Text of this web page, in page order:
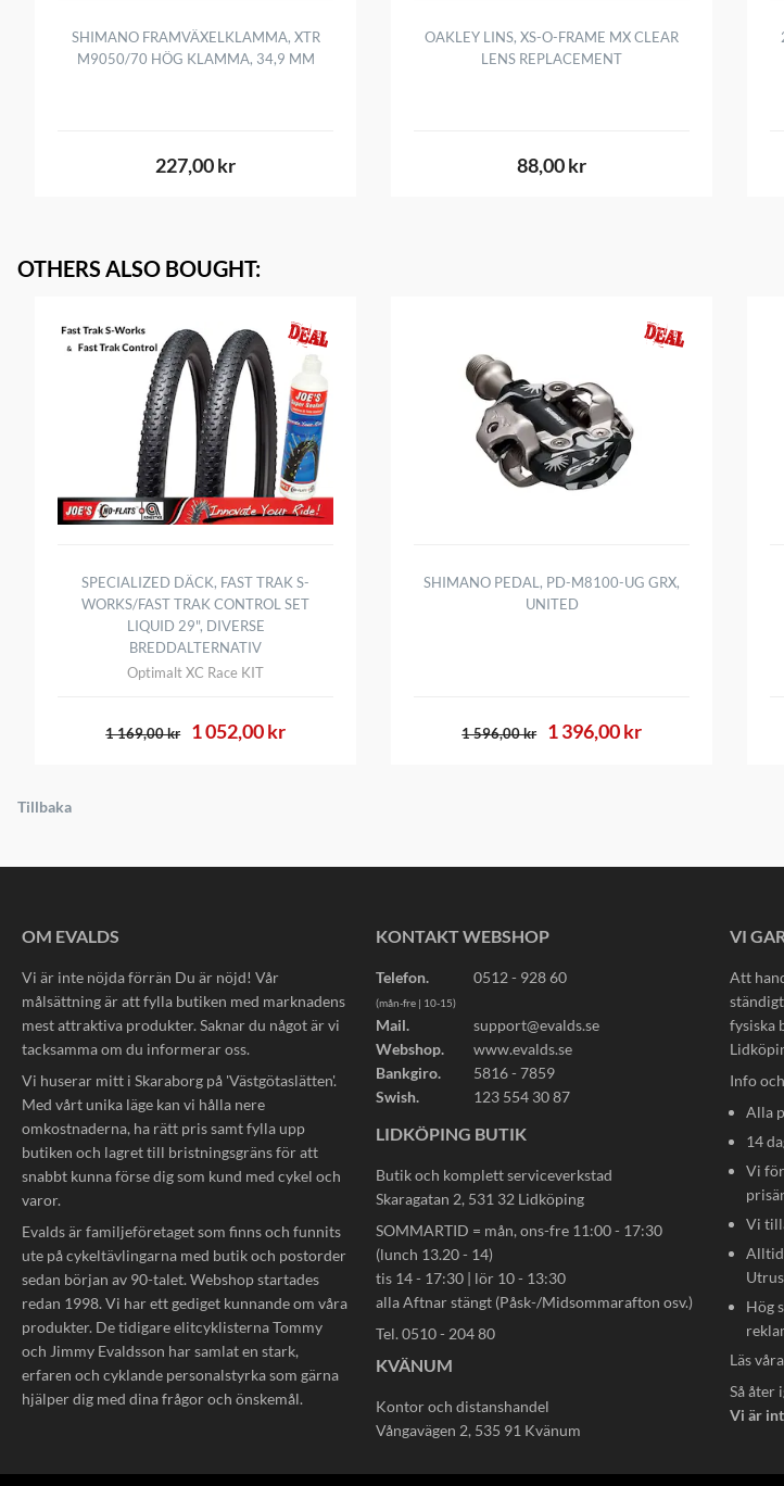
SHIMANO FRAMVÄXELKLAMMA, XTR
M9050/70 HÖG KLAMMA, 34,9 MM
227,00 kr
OAKLEY LINS, XS-O-FRAME MX CLEAR
LENS REPLACEMENT
88,00 kr
OTHERS ALSO BOUGHT:
SPECIALIZED DÄCK, FAST TRAK S-
WORKS/FAST TRAK CONTROL SET
LIQUID 29", DIVERSE
BREDDALTERNATIV
Optimalt XC Race KIT
1 052,00 kr
1 169,00 kr
SHIMANO PEDAL, PD-M8100-UG GRX,
UNITED
1 396,00 kr
1 596,00 kr
Tillbaka
OM EVALDS
Vi är inte nöjda förrän Du är nöjd! Vår
målsättning är att fylla butiken med marknadens
mest attraktiva produkter. Saknar du något är vi
tacksamma om du informerar oss.
Vi huserar mitt i Skaraborg på 'Västgötaslätten'.
Med vårt unika läge kan vi hålla nere
omkostnaderna, ha rätt pris samt fylla upp
butiken och lagret till bristningsgräns för att
snabbt kunna förse dig som kund med cykel och
varor.
Evalds är familjeföretaget som finns och funnits
ute på cykeltävlingarna med butik och postorder
sedan början av 90-talet. Webshop startades
redan 1998. Vi har ett gediget kunnande om våra
produkter. De tidigare elitcyklisterna Tommy
och Jimmy Evaldsson har samlat en stark,
erfaren och cyklande personalstyrka som gärna
hjälper dig med dina frågor och önskemål.
KONTAKT WEBSHOP
Telefon. 0512 - 928 60
(mån-fre | 10-15)
Mail.
support@evalds.se
Webshop.
www.evalds.se
Bankgiro.
5816 - 7859
Swish.
123 554 30 87
LIDKÖPING BUTIK
Butik och komplett serviceverkstad
Skaragatan 2, 531 32 Lidköping
SOMMARTID = mån, ons-fre 11:00 - 17:30
(lunch 13.20 - 14)
tis 14 - 17:30 | lör 10 - 13:30
alla Aftnar stängt (Påsk-/Midsommarafton osv.)
Tel. 0510 - 204 80
KVÄNUM
Kontor och distanshandel
Vångavägen 2, 535 91 Kvänum
VI
Att
fysiska
Info
Alla
14
Vi
Vi
Alltid
Hög
Läs
Så åter
Vi är